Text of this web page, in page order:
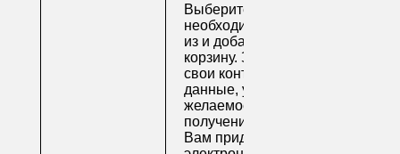
Выберите
необходимые товары
из и добавьте их в
корзину. Заполните
свои контактные
данные, укажите
желаемое время
получения заказа.
Вам придет по